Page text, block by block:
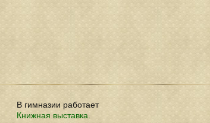
В гимназии работает
Книжная выставка.